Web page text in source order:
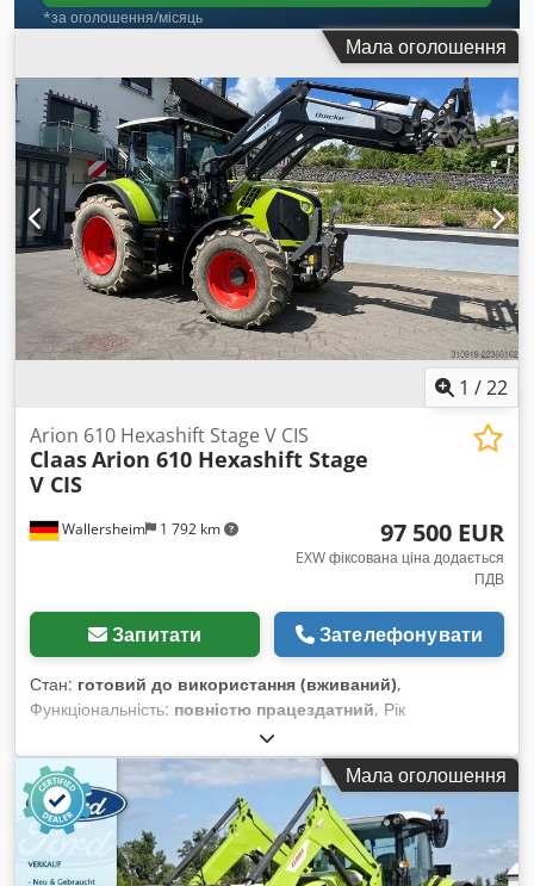
*за оголошення/місяць
Мала оголошення
1 /22
Wallersheim 1 792 km
Arion 610 Hexashift Stage V CIS
ClaasArion 610 Hexashift Stage
V CIS
97 500 EUR
EXW фіксована ціна додається
ПДВ
Запитати Зателефонувати
Стан: готовий до використання (вживаний),
Функціональність: повністю працездатний, Рік
, мотогодини:
дизель, максимальна швидкість:40 км/год, колір:
зелений, Продається: сільськогосподарський трактор Claas
Arion 610 Hexashift Stage V (CIS), тип A96 100 Dkjdpfxszmv
Tws Ah Ner Рік виготовлення: 2022 Напрацювання: 939
годин Трактор у відмінному стані, майже як новий, з дуже
Мала оголошення